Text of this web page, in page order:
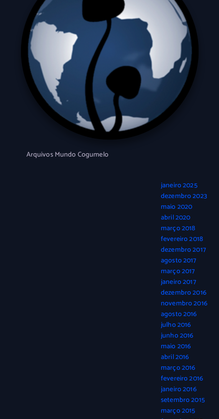
Arquivos Mundo Cogumelo
janeiro 2025
dezembro 2023
maio 2020
abril 2020
março 2018
fevereiro 2018
dezembro 2017
agosto 2017
março 2017
janeiro 2017
dezembro 2016
novembro 2016
agosto 2016
julho 2016
junho 2016
maio 2016
abril 2016
março 2016
fevereiro 2016
janeiro 2016
setembro 2015
março 2015